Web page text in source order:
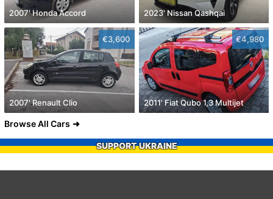
2007' Honda Accord 2023' Nissan Qashqai
€3,600
2007' Renault Clio
€4,980
2011' Fiat Qubo 1,3 Multijet
Browse All Cars
SUPPORT UKRAINE